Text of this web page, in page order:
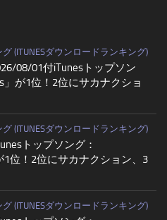
グ (ITUNESダウンロードランキング)
08/01付iTunesトップソン
」が1位！2位にサカナクショ
グ (ITUNESダウンロードランキング)
トップソング：
1位！2位にサカナクション、3
グ (ITUNESダウンロードランキング)